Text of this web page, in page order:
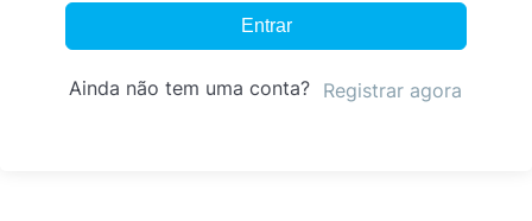
Entrar
Ainda não tem uma conta? Registrar agora